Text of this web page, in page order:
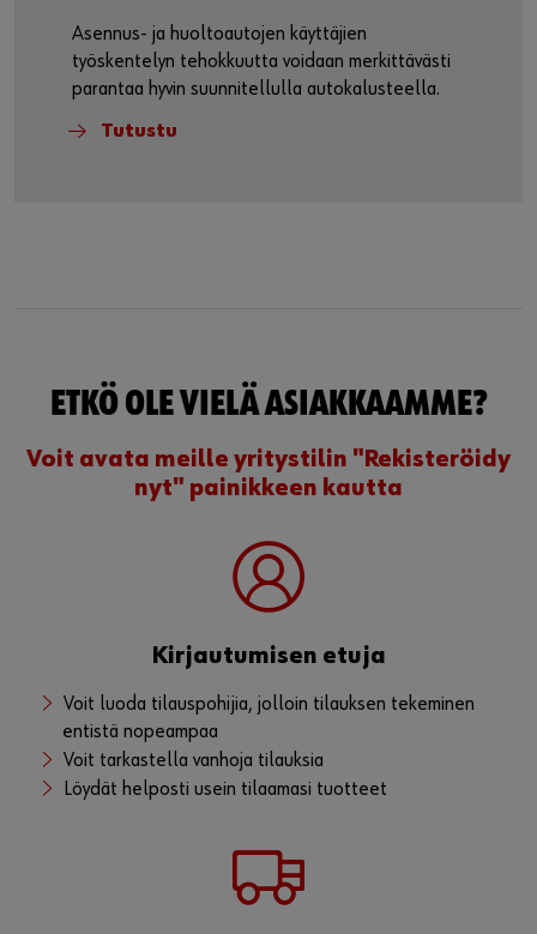
Asennus- ja huoltoautojen käyttäjien
työskentelyn tehokkuutta voidaan merkittävästi
parantaa hyvin suunnitellulla autokalusteella.
Tutustu
ETKÖ OLE VIELÄ ASIAKKAAMME?
Voit avata meille yritystilin "Rekisteröidy
nyt" painikkeen kautta
Kirjautumisen etuja
Voit luoda tilauspohijia, jolloin tilauksen tekeminen
entistä nopeampaa
Voit tarkastella vanhoja tilauksia
Löydät helposti usein tilaamasi tuotteet